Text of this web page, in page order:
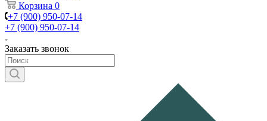
Корзина 0
+7 (900) 950-07-14
+7 (900) 950-07-14
Заказать звонок